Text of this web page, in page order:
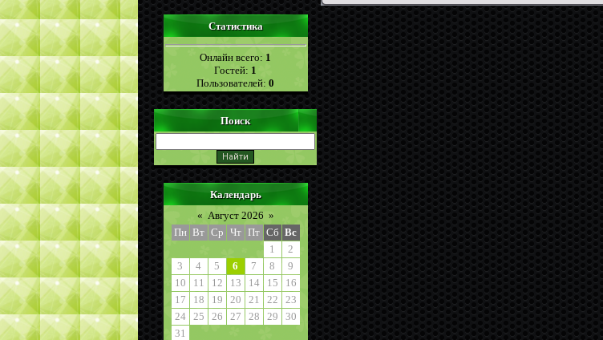
Статистика
Онлайн всего: 1
Гостей: 1
Пользователей: 0
Поиск
Календарь
« Август 2026 »
Пн Вт Ср Чт Пт Сб Вс
1
2
3
4 5 6 7 8
9
10
11 12 13 14 15
16
17
18 19 20 21 22
23
24
25 26 27 28 29
30
31